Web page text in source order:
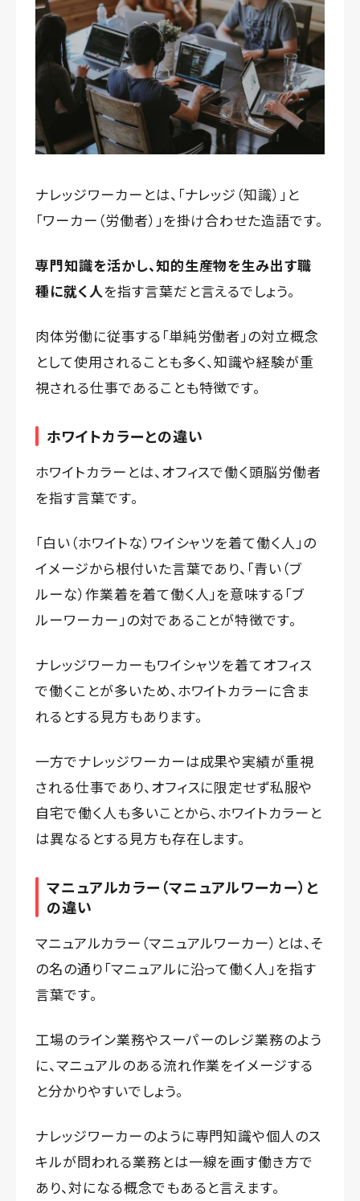
ナレッジワーカーとは、「ナレッジ（知識）」と
「ワーカー（労働者）」を掛け合わせた造語です。
専門知識を活かし、知的生産物を生み出す職
種に就く人を指す言葉だと言えるでしょう。
肉体労働に従事する「単純労働者」の対立概念
として使用されることも多く、知識や経験が重
視される仕事であることも特徴です。
ホワイトカラーとの違い
ホワイトカラーとは、オフィスで働く頭脳労働者
を指す言葉です。
「白い（ホワイトな）ワイシャツを着て働く人」の
イメージから根付いた言葉であり、「青い（ブ
ルーな）作業着を着て働く人」を意味する「ブ
ルーワーカー」の対であることが特徴です。
ナレッジワーカーもワイシャツを着てオフィス
で働くことが多いため、ホワイトカラーに含ま
れるとする見方もあります。
一方でナレッジワーカーは成果や実績が重視
される仕事であり、オフィスに限定せず私服や
自宅で働く人も多いことから、ホワイトカラーと
は異なるとする見方も存在します。
マニュアルカラー（マニュアルワーカー）と
の違い
マニュアルカラー（マニュアルワーカー）とは、そ
の名の通り「マニュアルに沿って働く人」を指す
言葉です。
工場のライン業務やスーパーのレジ業務のよう
に、マニュアルのある流れ作業をイメージする
と分かりやすいでしょう。
ナレッジワーカーのように専門知識や個人のス
キルが問われる業務とは一線を画す働き方で
あり、対になる概念でもあると言えます。